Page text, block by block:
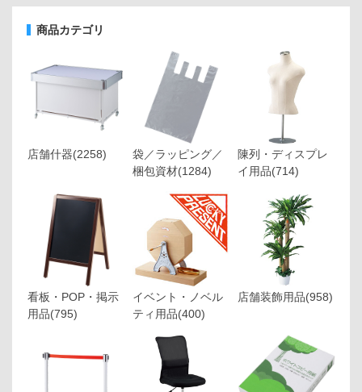
商品カテゴリ
店舗什器(2258)
袋／ラッピング／
梱包資材(1284)
陳列・ディスプレ
イ用品(714)
看板・POP・掲示
用品(795)
イベント・ノベル
ティ用品(400)
店舗装飾用品(958)